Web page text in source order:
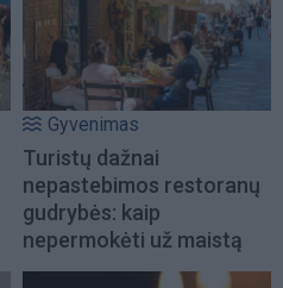
Gyvenimas
Turistų dažnai
nepastebimos restoranų
gudrybės: kaip
nepermokėti už maistą